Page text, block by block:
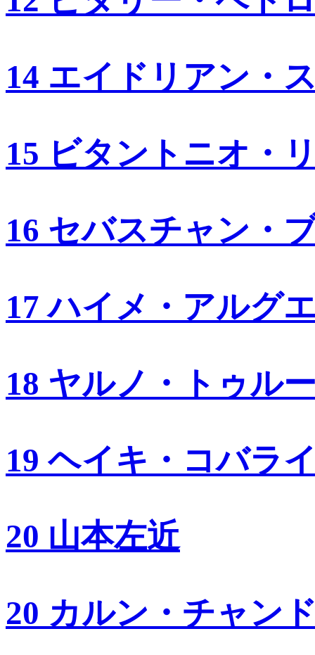
14 エイドリアン・
15 ビタントニオ・
16 セバスチャン・
17 ハイメ・アルグ
18 ヤルノ・トゥル
19 ヘイキ・コバラ
20 山本左近
20 カルン・チャン